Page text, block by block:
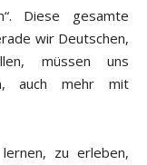
Diese gesamte
wir Deutschen,
müssen uns
auch mehr mit
zu erleben,